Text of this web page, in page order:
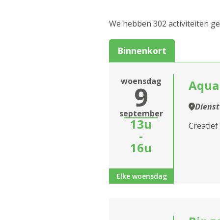
Eropuit
Feest en dans
Markt
Spel
Informatiesessie
assistentiewoningen
Sluiten
We hebben 302 activiteiten
Binnenkort
woensdag
9
september
13u
-
16u
Elke woensdag